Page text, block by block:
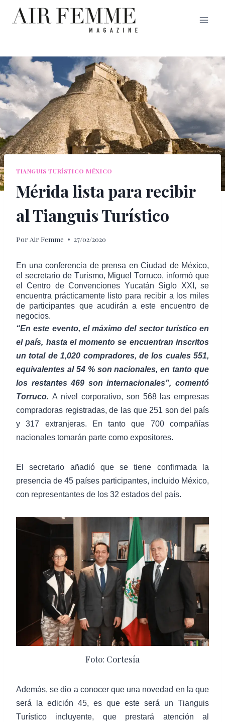
Saltar
TIANGUIS TURÍSTICO MÉXICO
Mérida lista para recibir
al Tianguis Turístico
Por Air Femme 27/02/2020
En una conferencia de prensa en Ciudad de México,
el secretario de Turismo, Miguel Torruco, informó que
el Centro de Convenciones Yucatán Siglo XXI, se
encuentra prácticamente listo para recibir a los miles
de participantes que acudirán a este encuentro de
negocios.
“En este evento, el máximo del sector turístico en
el país, hasta el momento se encuentran inscritos
un total de 1,020 compradores, de los cuales 551,
equivalentes al 54 % son nacionales, en tanto que
los restantes 469 son internacionales”, comentó
Torruco. A nivel corporativo, son 568 las empresas
compradoras registradas, de las que 251 son del país
y 317 extranjeras. En tanto que 700 compañías
nacionales tomarán parte como expositores.
El secretario añadió que se tiene confirmada la
presencia de 45 países participantes, incluido México,
con representantes de los 32 estados del país.
Foto: Cortesía
Además, se dio a conocer que una novedad en la que
será la edición 45, es que este será un Tianguis
Turístico incluyente, que prestará atención al